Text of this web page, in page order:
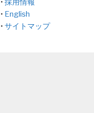
• 採用情報
• English
• サイトマップ